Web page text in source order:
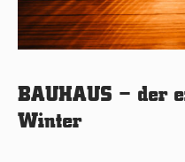
BAUHAUS – der
Winter